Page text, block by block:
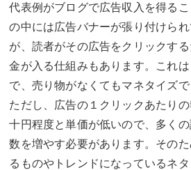
代表例がブログで広告収入を得る
の中には広告バナーが張り付けら
が、読者がその広告をクリックす
金が入る仕組みもあります。これ
で、売り物がなくてもマネタイズで
ただし、広告の１クリックあたり
十円程度と単価が低いので、多く
数を増やす必要があります。その
るものやトレンドになっているネ